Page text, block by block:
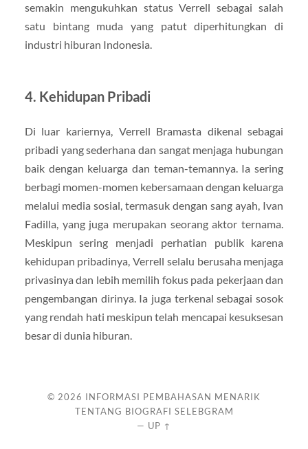
semakin mengukuhkan status Verrell sebagai salah
satu bintang muda yang patut diperhitungkan di
industri hiburan Indonesia.
4. Kehidupan Pribadi
Di luar kariernya, Verrell Bramasta dikenal sebagai
pribadi yang sederhana dan sangat menjaga hubungan
baik dengan keluarga dan teman-temannya. Ia sering
berbagi momen-momen kebersamaan dengan keluarga
melalui media sosial, termasuk dengan sang ayah, Ivan
Fadilla, yang juga merupakan seorang aktor ternama.
Meskipun sering menjadi perhatian publik karena
kehidupan pribadinya, Verrell selalu berusaha menjaga
privasinya dan lebih memilih fokus pada pekerjaan dan
pengembangan dirinya. Ia juga terkenal sebagai sosok
yang rendah hati meskipun telah mencapai kesuksesan
besar di dunia hiburan.
© 2026 INFORMASI PEMBAHASAN MENARIK
TENTANG BIOGRAFI SELEBGRAM
— UP ↑